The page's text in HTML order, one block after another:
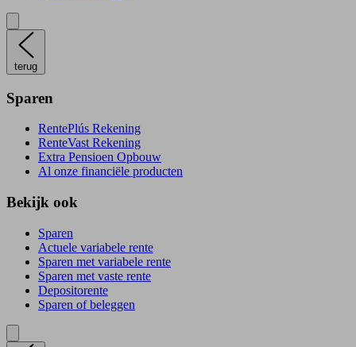
terug
Sparen
RentePlús Rekening
RenteVast Rekening
Extra Pensioen Opbouw
Al onze financiële producten
Bekijk ook
Sparen
Actuele variabele rente
Sparen met variabele rente
Sparen met vaste rente
Depositorente
Sparen of beleggen